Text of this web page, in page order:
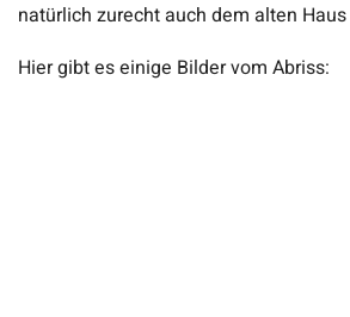
natürlich zurecht auch dem alten
Hier gibt es einige Bilder vom Abriss: